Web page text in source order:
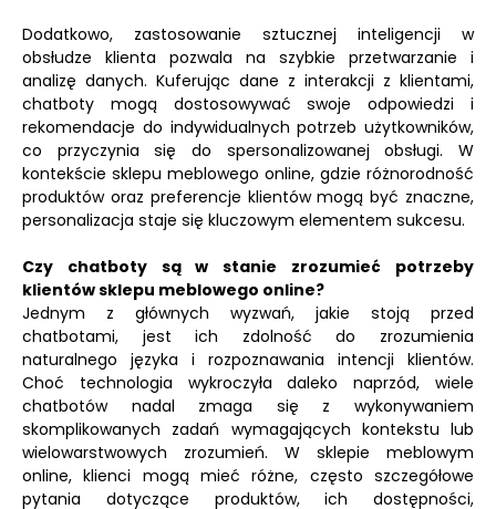
Dodatkowo, zastosowanie sztucznej inteligencji w
obsłudze klienta pozwala na szybkie przetwarzanie i
analizę danych. Kuferując dane z interakcji z klientami,
chatboty mogą dostosowywać swoje odpowiedzi i
rekomendacje do indywidualnych potrzeb użytkowników,
co przyczynia się do spersonalizowanej obsługi. W
kontekście sklepu meblowego online, gdzie różnorodność
produktów oraz preferencje klientów mogą być znaczne,
personalizacja staje się kluczowym elementem sukcesu.
Czy chatboty są w stanie zrozumieć potrzeby
klientów sklepu meblowego online?
Jednym z głównych wyzwań, jakie stoją przed
chatbotami, jest ich zdolność do zrozumienia
naturalnego języka i rozpoznawania intencji klientów.
Choć technologia wykroczyła daleko naprzód, wiele
chatbotów nadal zmaga się z wykonywaniem
skomplikowanych zadań wymagających kontekstu lub
wielowarstwowych zrozumień. W sklepie meblowym
online, klienci mogą mieć różne, często szczegółowe
pytania dotyczące produktów, ich dostępności,